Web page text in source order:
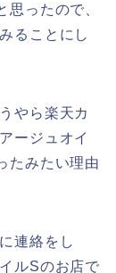
思ったので、
ることにし
やら楽天カ
ージュオイ
たみたい理由
連絡をし
ルSのお店で